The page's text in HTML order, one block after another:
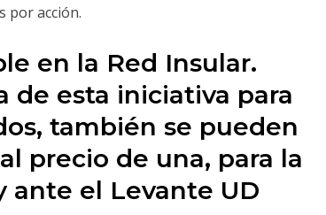
por acción.
en la Red Insular.
de esta iniciativa para
también se pueden
precio de una, para la
el Levante UD